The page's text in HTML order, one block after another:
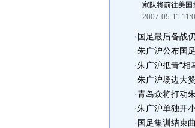
家队将前往美国
2007-05-11
·国足最后备战
·朱广沪公布国
·朱广沪抵青“相
·朱广沪场边大
·青岛众将打动
·朱广沪单独开
·国足集训结束